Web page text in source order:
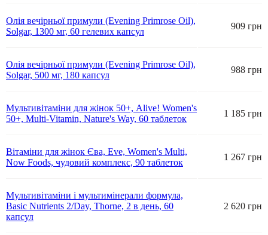
Олія вечірньої примули (Evening Primrose Oil),
Solgar, 1300 мг, 60 гелевих капсул
909 грн
Олія вечірньої примули (Evening Primrose Oil),
Solgar, 500 мг, 180 капсул
988 грн
Мультивітаміни для жінок 50+, Alive! Women's
50+, Multi-Vitamin, Nature's Way, 60 таблеток
1 185 грн
Вітаміни для жінок Єва, Eve, Women's Multi,
Now Foods, чудовий комплекс, 90 таблеток
1 267 грн
Мультивітаміни і мультимінерали формула,
Basic Nutrients 2/Day, Thorne, 2 в день, 60
капсул
2 620 грн